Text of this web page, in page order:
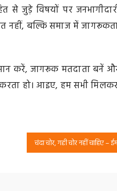
से जुड़े विषयों पर
नहीं, बल्कि समाज में
करें, जागरूक मतदाता बनें
करता हो। आइए, हम सभी